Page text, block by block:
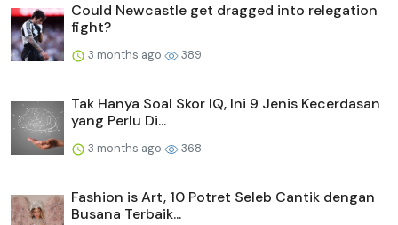
Could Newcastle get dragged into relegation
fight?
3 months ago 389
Tak Hanya Soal Skor IQ, Ini 9 Jenis Kecerdasan
yang Perlu Di...
3 months ago 368
Fashion is Art, 10 Potret Seleb Cantik dengan
Busana Terbaik...